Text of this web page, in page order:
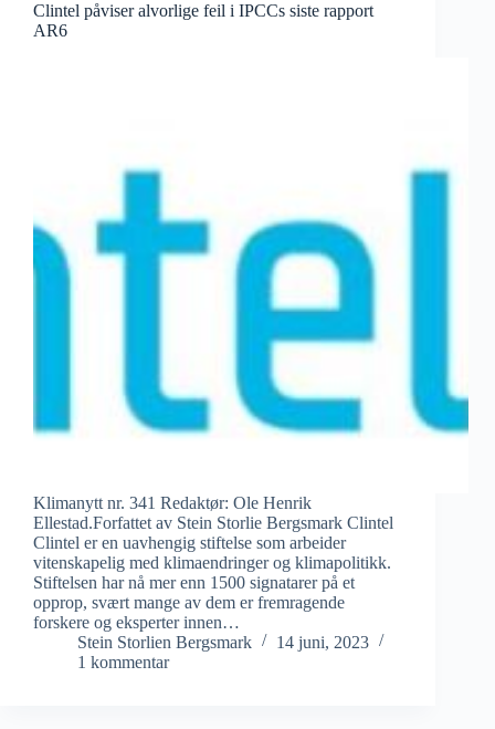
Clintel påviser alvorlige feil i IPCCs siste rapport
AR6
Klimanytt nr. 341 Redaktør: Ole Henrik
Ellestad.Forfattet av Stein Storlie Bergsmark Clintel
Clintel er en uavhengig stiftelse som arbeider
vitenskapelig med klimaendringer og klimapolitikk.
Stiftelsen har nå mer enn 1500 signatarer på et
opprop, svært mange av dem er fremragende
forskere og eksperter innen…
Stein Storlien Bergsmark
14 juni, 2023
1 kommentar